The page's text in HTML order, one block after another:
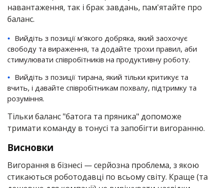
навантаження, так і брак завдань, пам'ятайте про
баланс.
Вийдіть з позиції м'якого добряка, який заохочує
свободу та вираження, та додайте трохи правил, аби
стимулювати співробітників на продуктивну роботу.
Вийдіть з позиції тирана, який тільки критикує та
вчить, і давайте співробітникам похвалу, підтримку та
розуміння.
Тільки баланс "батога та пряника" допоможе
тримати команду в тонусі та запобігти вигоранню.
Висновки
Вигорання в бізнесі — серйозна проблема, з якою
стикаються роботодавці по всьому світу. Краще (та